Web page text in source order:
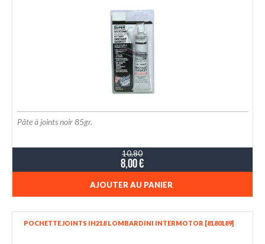
Pâte à joints noir 85gr.
10,80
8,00 €
AJOUTER AU PANIER
POCHETTE JOINTS IH218 LOMBARDINI INTERMOTOR [8180189]